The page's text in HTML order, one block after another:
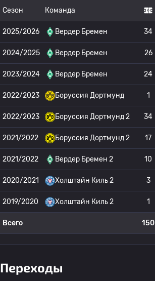
Сезон Команда
2025/2026 Вердер Бремен 34
2024/2025 Вердер Бремен 26
2023/2024 Вердер Бремен 24
2022/2023 Боруссия Дортмунд 1
2022/2023 Боруссия Дортмунд 2 34
2021/2022 Боруссия Дортмунд 2 17
2021/2022 Вердер Бремен 2 10
2020/2021 Холштайн Киль 2 3
2019/2020 Холштайн Киль 2 1
Всего 150
Переходы